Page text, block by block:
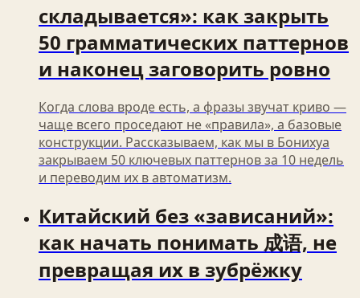
складывается»: как закрыть
50 грамматических паттернов
и наконец заговорить ровно
Когда слова вроде есть, а фразы звучат криво —
чаще всего проседают не «правила», а базовые
конструкции. Рассказываем, как мы в Бонихуа
закрываем 50 ключевых паттернов за 10 недель
и переводим их в автоматизм.
Китайский без «зависаний»:
как начать понимать 成语, не
превращая их в зубрёжку